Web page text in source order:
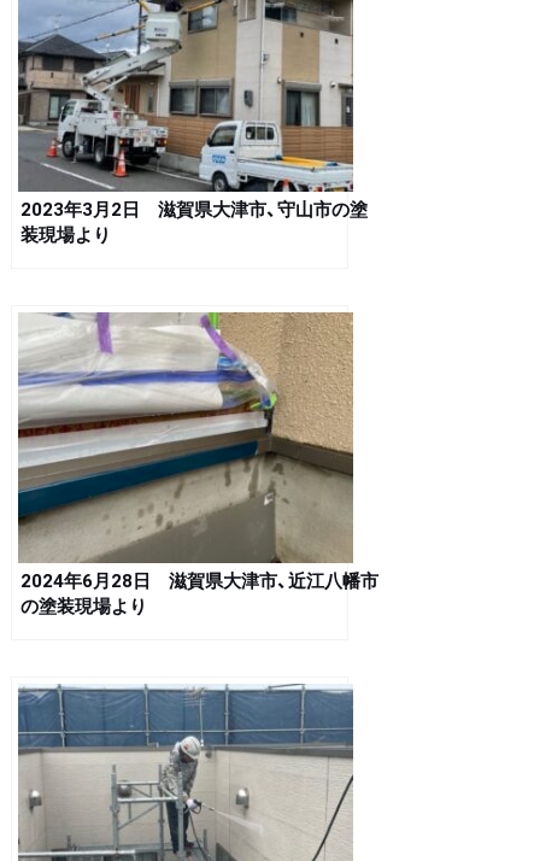
2023年3月2日 滋賀県大津市、守山市の塗
装現場より
2024年6月28日 滋賀県大津市、近江八幡市
の塗装現場より